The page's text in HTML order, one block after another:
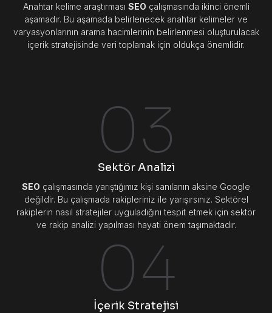
Anahtar kelime araştırması SEO çalışmasında ikinci önemli
aşamadır. Bu aşamada belirlenecek anahtar kelimeler ve
varyasyonlarının arama hacimlerinin belirlenmesi oluşturulacak
içerik stratejisinde veri toplamak için oldukça önemlidir.
03
Sektör Analizi
SEO çalışmasında yarıştığımız kişi sanılanın aksine Google
değildir. Bu çalışmada rakipleriniz ile yarışırsınız. Sektörel
rakiplerin nasıl stratejiler uyguladığını tespit etmek için sektör
ve rakip analizi yapılması hayati önem taşımaktadır.
04
İçerik Stratejisi